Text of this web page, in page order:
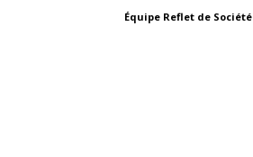
Équipe Reflet de Société